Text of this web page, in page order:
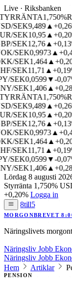
Live · Riksbanken
1,750%
SEK9,489
SEK10,95
SEK12,76
SEK0,9973
SEK1,464
SEK11,71
SEK0,0599▼-
SEK1,406
1,750%
SEK9,489
SEK10,95
SEK12,76
SEK0,9973
SEK1,464
SEK11,71
SEK0,0599▼-
SEK1,406
Lördag 8 augusti
Styrränta 1,750%
+0,20% Logga in
8till5
MORGONBREVET
Näringslivets
Näringsliv Jobb
Näringsliv Jobb
Hem
Artiklar
PENSION